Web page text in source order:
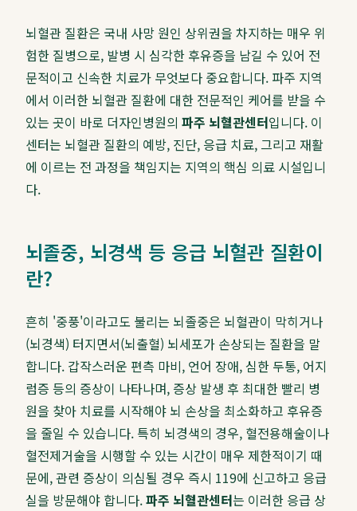
뇌혈관 질환은 국내 사망 원인 상위권을 차지하는 매우 위
험한 질병으로, 발병 시 심각한 후유증을 남길 수 있어 전
문적이고 신속한 치료가 무엇보다 중요합니다. 파주 지역
에서 이러한 뇌혈관 질환에 대한 전문적인 케어를 받을 수
있는 곳이 바로 더자인병원의 파주 뇌혈관센터입니다. 이
센터는 뇌혈관 질환의 예방, 진단, 응급 치료, 그리고 재활
에 이르는 전 과정을 책임지는 지역의 핵심 의료 시설입니
다.
뇌졸중, 뇌경색 등 응급 뇌혈관 질환이
란?
흔히 '중풍'이라고도 불리는 뇌졸중은 뇌혈관이 막히거나
(뇌경색) 터지면서(뇌출혈) 뇌세포가 손상되는 질환을 말
합니다. 갑작스러운 편측 마비, 언어 장애, 심한 두통, 어지
럼증 등의 증상이 나타나며, 증상 발생 후 최대한 빨리 병
원을 찾아 치료를 시작해야 뇌 손상을 최소화하고 후유증
을 줄일 수 있습니다. 특히 뇌경색의 경우, 혈전용해술이나
혈전제거술을 시행할 수 있는 시간이 매우 제한적이기 때
문에, 관련 증상이 의심될 경우 즉시 119에 신고하고 응급
실을 방문해야 합니다.파주 뇌혈관센터는 이러한 응급 상